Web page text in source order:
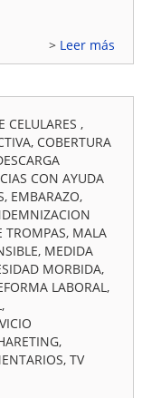
Leer más
CELULARES ,
COBERTURA
CON AYUDA
EMBARAZO,
TROMPAS, MALA
MEDIDA
MORBIDA,
LABORAL,
TV